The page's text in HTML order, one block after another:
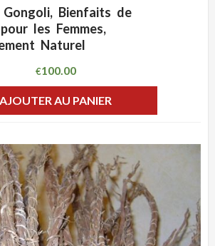
Bienfaits de
les Femmes,
Naturel
€100.00
AJOUTER AU PANIER